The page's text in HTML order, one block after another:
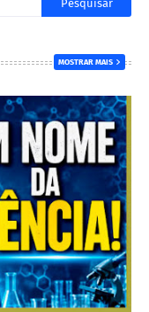
MOSTRAR MAIS